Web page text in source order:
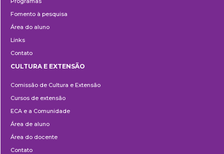
Fomento à pesquisa
Área do aluno
Links
Contato
e
Extensão
CULTURA E EXTENSÃO
Comissão de Cultura e Extensão
Cursos de extensão
ECA e a Comunidade
Área de aluno
Área do docente
Contato